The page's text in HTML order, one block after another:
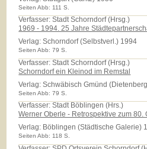
Seiten Abb: 111 S.
Verfasser: Stadt Schorndorf (Hrsg.)
1969 - 1994. 25 Jahre
Verlag:Schorndorf (Selbstverl.) 1994
Seiten Abb: 79 S.
Verfasser: Stadt Schorndorf (Hrsg.)
Schorndorf ein Kleinod im Remstal
Verlag:Schwäbisch Gmünd
Seiten Abb: 79 S.
Verfasser: Stadt Böblingen (Hrs.)
Werner Oberle - Retrospektive zum 80.
Verlag: Böblingen (Städtische Galerie)
Seiten Abb: 118 S.